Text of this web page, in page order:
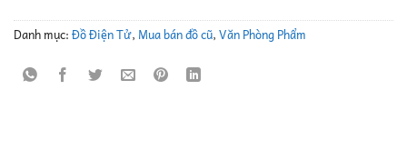
Danh mục:Đồ Điện Tử, Mua bán đồ cũ,Văn Phòng Phẩm